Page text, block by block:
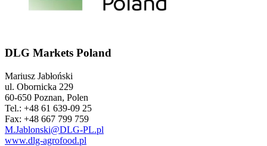
DLG Markets Poland
Mariusz Jabłoński
ul. Obornicka 229
60-650 Poznan, Polen
Tel.: +48 61 639-09 25
Fax: +48 667 799 759
M.Jablonski@DLG-PL.pl
www.dlg-agrofood.pl